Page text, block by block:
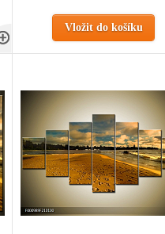
Vložit do košíku